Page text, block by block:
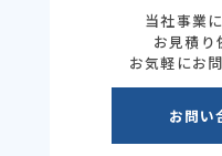
当社事業
お見積り
お気軽にお
お問い